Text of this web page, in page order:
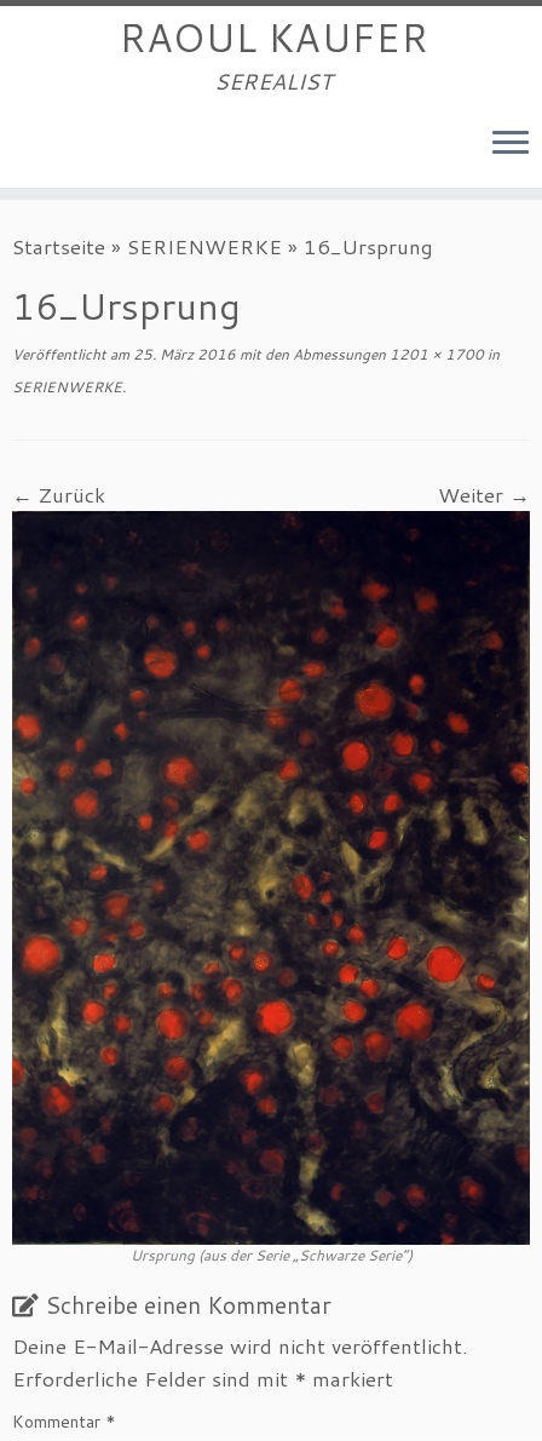
Inhalt
RAOUL KAUFER
SEREALIST
Startseite » SERIENWERKE » 16_Ursprung
16_Ursprung
Veröffentlicht am 25. März 2016 mit den Abmessungen 1201 × 1700in
SERIENWERKE.
← Zurück Weiter →
Ursprung (aus der Serie „Schwarze Serie“)
Schreibe einen Kommentar
Deine E-Mail-Adresse wird nicht veröffentlicht.
Erforderliche Felder sind mit * markiert
Kommentar *